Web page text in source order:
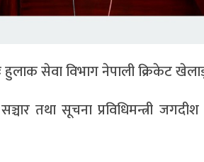
सेवा विभाग नेपाली क्रिकेट
तथा सूचना प्रविधिमन्त्री